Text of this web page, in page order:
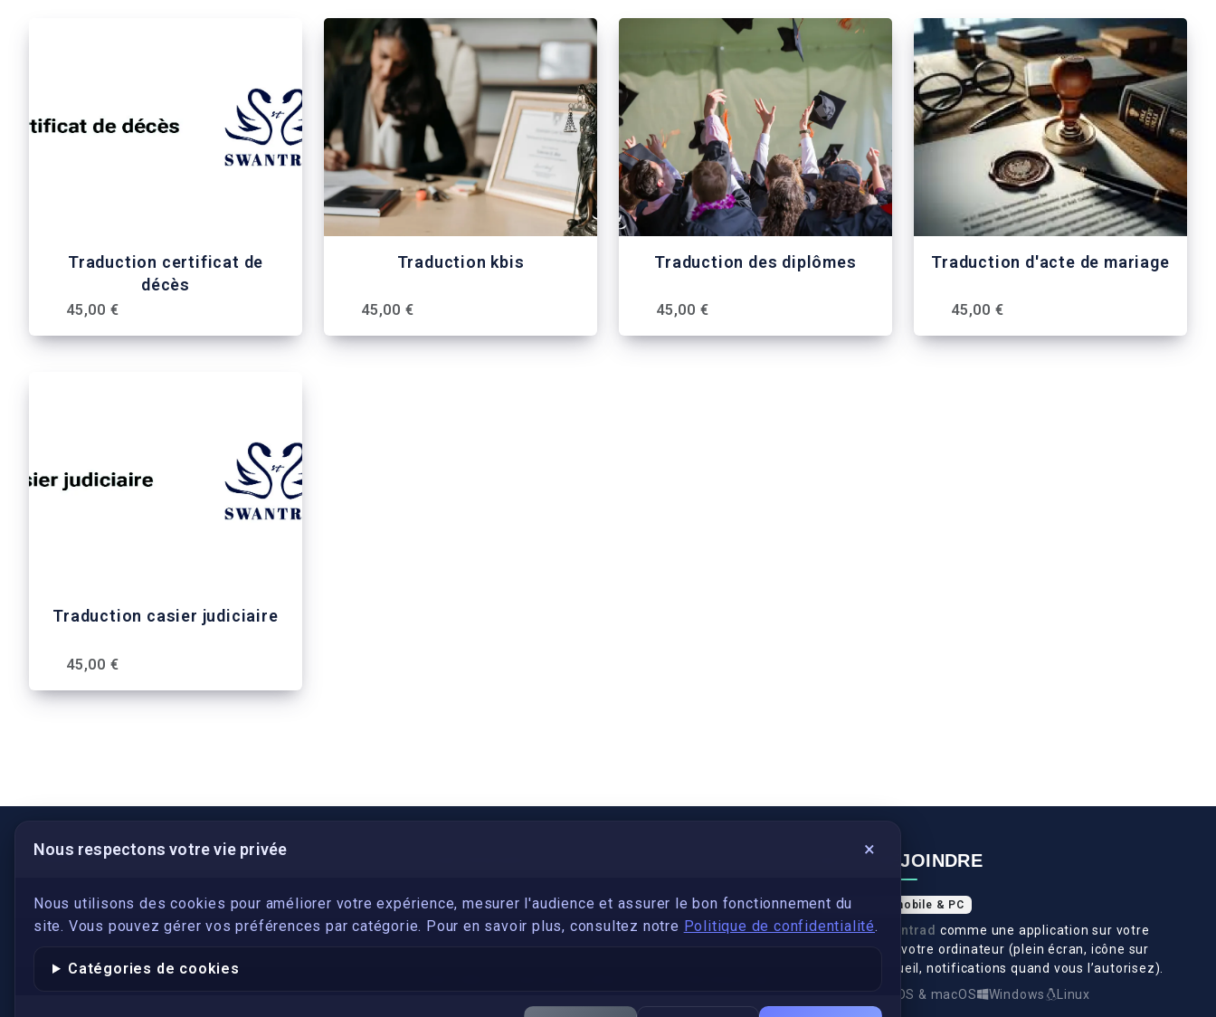
Traduction certificat de
décès
45,00 €
Traduction kbis
45,00 €
Traduction des diplômes
45,00 €
Traduction d'acte de mariage
45,00 €
Traduction casier judiciaire
45,00 €
Nous respectons votre vie privée ×
Nous utilisons des cookies pour améliorer votre expérience, mesurer l'audience et assurer le bon fonctionnement du
site. Vous pouvez gérer vos préférences par catégorie. Pour en savoir plus, consultez notre Politique de confidentialité.
Catégories de cookies
LIENS UTILES
S'inscrire
Qui sommes-nous ?
Conformité
Devenez développeur avec IronSkill Academy
Gubernatis immobilier
NOUS REJOINDRE
Application mobile & PC
InstallezSwantrad comme une application sur votre
téléphone et votre ordinateur (plein écran, icône sur
l’écran d’accueil, notifications quand vous l’autorisez).
iOS & macOS Windows Linux